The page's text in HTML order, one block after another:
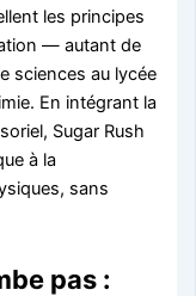
les principes
— autant de
sciences au lycée
En intégrant la
Sugar Rush
à la
sans
pas :